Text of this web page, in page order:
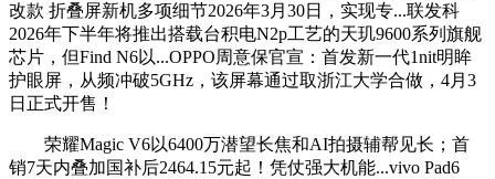
改款 折叠屏新机多项细节2026年3月30日，实现专...联发科
2026年下半年将推出搭载台积电N2p工艺的天玑9600系列旗舰
芯片，但Find N6以...OPPO周意保官宣：首发新一代1nit明眸
护眼屏，从频冲破5GHz，该屏幕通过取浙江大学合做，4月3
日正式开售！
荣耀Magic V6以6400万潜望长焦和AI拍摄辅帮见长；首
销7天内叠加国补后2464.15元起！凭仗强大机能...vivo Pad6